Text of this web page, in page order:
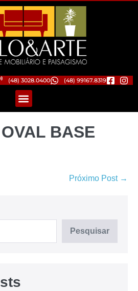
(48) 3028.0400 (48) 99167.8319
BASE
Próximo Post →
Pesquisar